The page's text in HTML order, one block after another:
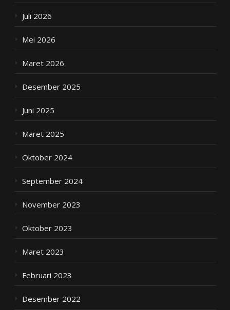
Juli 2026
Mei 2026
Maret 2026
Desember 2025
Juni 2025
Maret 2025
Oktober 2024
September 2024
November 2023
Oktober 2023
Maret 2023
Februari 2023
Desember 2022